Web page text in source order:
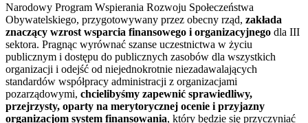
Narodowy Program Wspierania Rozwoju Społeczeństwa
Obywatelskiego, przygotowywany przez obecny rząd, zakłada
znaczący wzrost wsparcia finansowego i organizacyjnego dla III
sektora. Pragnąc wyrównać szanse uczestnictwa w życiu
publicznym i dostępu do publicznych zasobów dla wszystkich
organizacji i odejść od niejednokrotnie niezadawalających
standardów współpracy administracji z organizacjami
pozarządowymi, chcielibyśmy zapewnić sprawiedliwy,
przejrzysty, oparty na merytorycznej ocenie i przyjazny
organizacjom system finansowania, który będzie się przyczyniać